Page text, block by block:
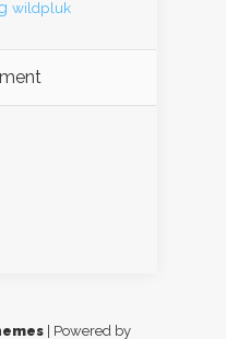
wildpluk
| Powered by